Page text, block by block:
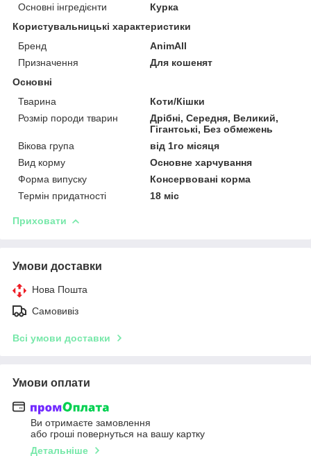
Основні інгредієнти
Курка
Користувальницькі характеристики
Бренд
AnimAll
Призначення
Для кошенят
Основні
Тварина
Коти/Кішки
Розмір породи тварин
Дрібні, Середня, Великий,
Гігантські, Без обмежень
Вікова група
від 1го місяця
Вид корму
Основне харчування
Форма випуску
Консервовані корма
Термін придатності
18 міс
Приховати
Умови доставки
Нова Пошта
Самовивіз
Всі умови доставки
Умови оплати
Ви отримаєте замовлення
або гроші повернуться на вашу картку
Детальніше